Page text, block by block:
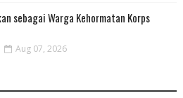
sebagai Warga Kehormatan Korps
Aug 07, 2026